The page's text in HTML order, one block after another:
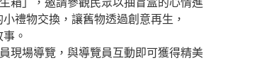
禮物交換，讓舊物透過創意再生，
。
現場導覽，與導覽員互動即可獲得精美